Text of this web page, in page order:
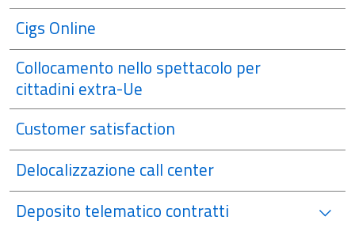
Cigs Online
Collocamento nello spettacolo per
cittadini extra-Ue
Customer satisfaction
Delocalizzazione call center
Deposito telematico contratti